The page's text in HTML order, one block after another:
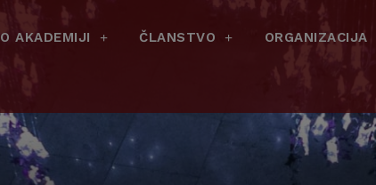
O AKADEMIJI ČLANSTVO ORGANIZACIJA